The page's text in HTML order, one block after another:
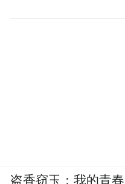
汉造 全球行”岚图
盗香窃玉：我的青